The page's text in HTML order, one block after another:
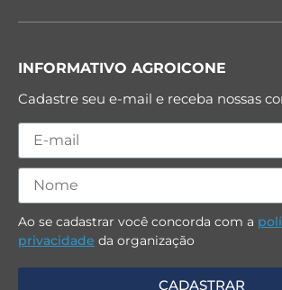
INFORMATIVO AGROICONE
Cadastre seu e-mail e receba nossas
Ao se cadastrar você concorda com a
privacidade da organização